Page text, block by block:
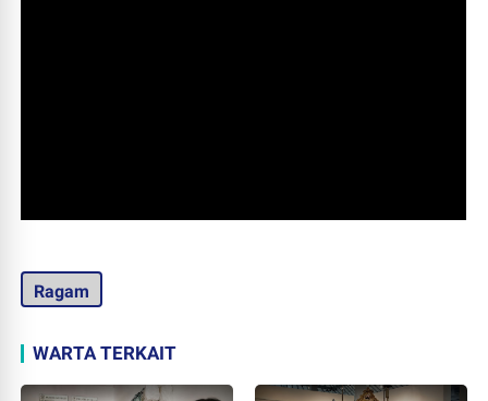
Ragam
WARTA TERKAIT